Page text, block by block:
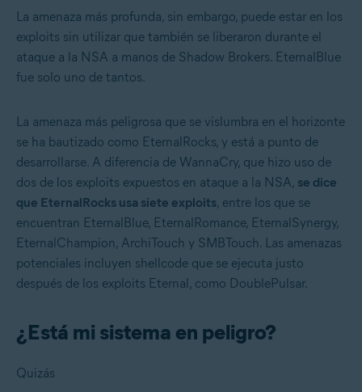
La amenaza más profunda, sin embargo, puede estar en los
exploits sin utilizar que también se liberaron durante el
ataque a la NSA a manos de Shadow Brokers. EternalBlue
fue solo uno de tantos.
La amenaza más peligrosa que se vislumbra en el horizonte
se ha bautizado como EternalRocks, y está a punto de
desarrollarse. A diferencia de WannaCry, que hizo uso de
dos de los exploits expuestos en ataque a la NSA, se dice
que EternalRocks usa siete exploits, entre los que se
encuentran EternalBlue, EternalRomance, EternalSynergy,
EternalChampion, ArchiTouch y SMBTouch. Las amenazas
potenciales incluyen shellcode que se ejecuta justo
después de los exploits Eternal, como DoublePulsar.
¿Está mi sistema en peligro?
Quizás